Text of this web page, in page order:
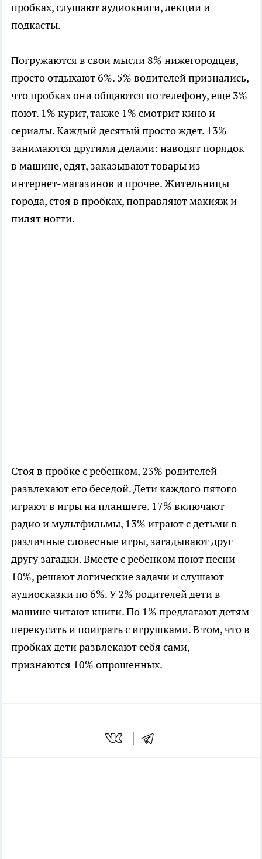
пробках, слушают аудиокниги, лекции и
подкасты.
Погружаются в свои мысли 8% нижегородцев,
просто отдыхают 6%. 5% водителей признались,
что пробках они общаются по телефону, еще 3%
поют. 1% курит, также 1% смотрит кино и
сериалы. Каждый десятый просто ждет. 13%
занимаются другими делами: наводят порядок
в машине, едят, заказывают товары из
интернет-магазинов и прочее. Жительницы
города, стоя в пробках, поправляют макияж и
пилят ногти.
Стоя в пробке с ребенком, 23% родителей
развлекают его беседой. Дети каждого пятого
играют в игры на планшете. 17% включают
радио и мультфильмы, 13% играют с детьми в
различные словесные игры, загадывают друг
другу загадки. Вместе с ребенком поют песни
10%, решают логические задачи и слушают
аудиосказки по 6%. У 2% родителей дети в
машине читают книги. По 1% предлагают детям
перекусить и поиграть с игрушками. В том, что в
пробках дети развлекают себя сами,
признаются 10% опрошенных.